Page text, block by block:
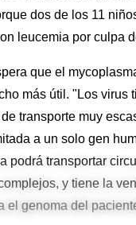
dos de los 11
leucemia por culpa
que el
más útil. "Los virus
transporte muy
a un solo gen
podrá transportar
y tiene la
el genoma del